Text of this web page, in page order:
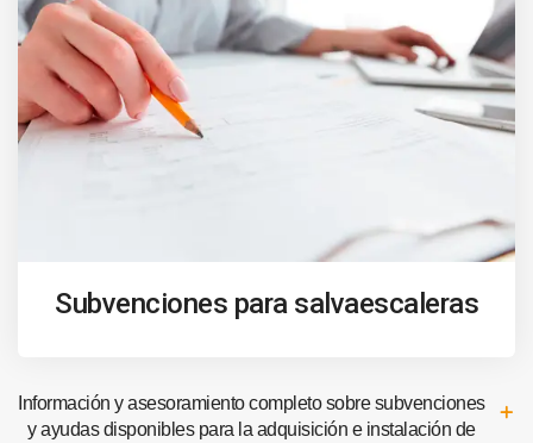
Subvenciones para salvaescaleras
Información y asesoramiento completo sobre subvenciones
y ayudas disponibles para la adquisición e instalación de